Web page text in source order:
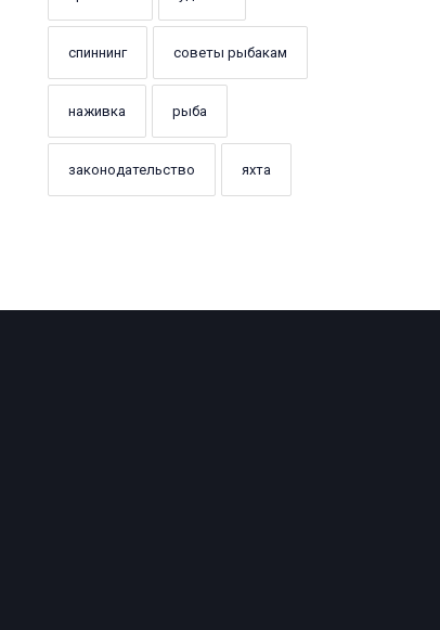
спиннинг советы рыбакам
наживка рыба
законодательство яхта